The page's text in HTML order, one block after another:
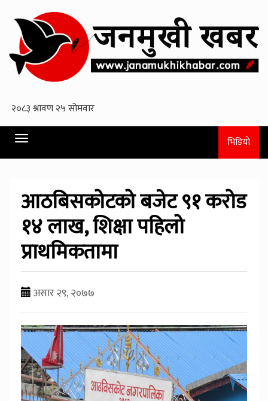
Toggle
navigation
भिडियो
आठबिसकोटको बजेट ९१ करोड
१४ लाख, शिक्षा पहिलो
प्राथमिकतामा
असार २९, २०७७